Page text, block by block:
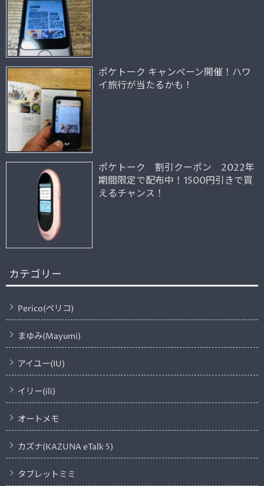
ポケトーク キャンペーン開催！ハワ
イ旅行が当たるかも！
ポケトーク 割引クーポン 2022年
期間限定で配布中！1500円引きで買
えるチャンス！
カテゴリー
Perico(ペリコ)
まゆみ(Mayumi)
アイユー(IU)
イリー(ili)
オートメモ
カズナ(KAZUNA eTalk 5)
タブレットミミ